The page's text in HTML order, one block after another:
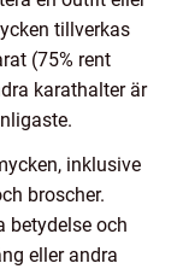
tillverkas
(75% rent
karathalter är
inklusive
broscher.
betydelse och
eller andra